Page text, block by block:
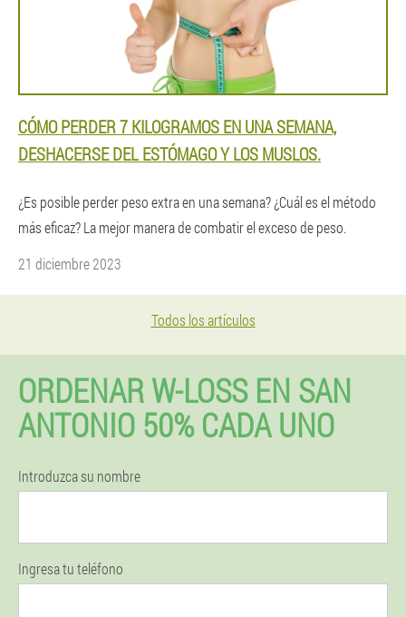
CÓMO PERDER 7 KILOGRAMOS EN UNA SEMANA,
DESHACERSE DEL ESTÓMAGO Y LOS MUSLOS.
¿Es posible perder peso extra en una semana? ¿Cuál es el método
más eficaz? La mejor manera de combatir el exceso de peso.
21 diciembre 2023
Todos los artículos
ORDENAR W-LOSS EN SAN
ANTONIO 50% CADA UNO
Introduzca su nombre
Ingresa tu teléfono